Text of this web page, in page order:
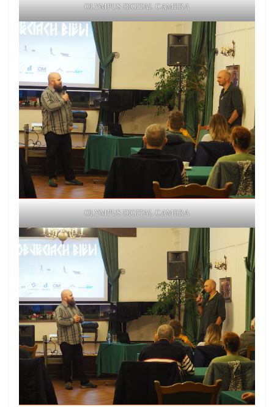
OLYMPUS DIGITAL CAMERA
OLYMPUS DIGITAL CAMERA